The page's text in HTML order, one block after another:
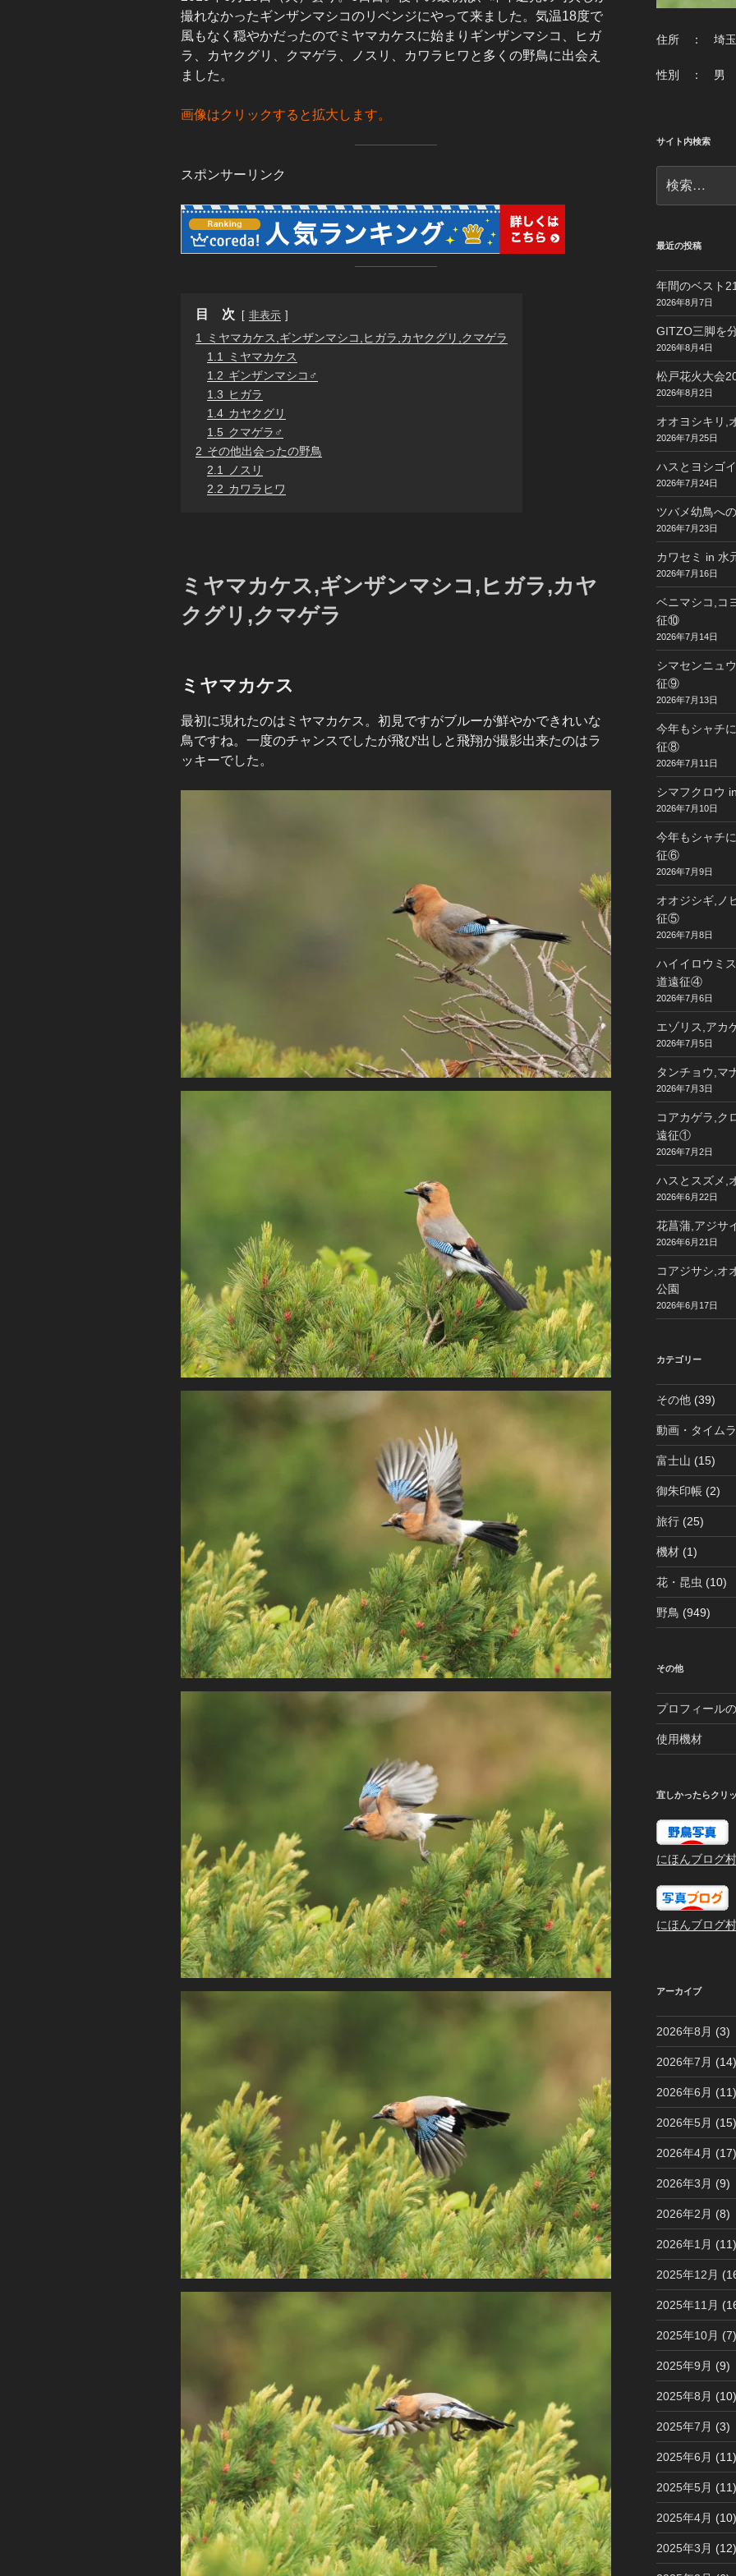
撮れなかったギンザンマシコのリベンジにやって来ました。気温18度で
風もなく穏やかだったのでミヤマカケスに始まりギンザンマシコ、ヒガ
ラ、カヤクグリ、クマゲラ、ノスリ、カワラヒワと多くの野鳥に出会え
ました。
画像はクリックすると拡大します。
スポンサーリンク
目 次 非表示
1
ミヤマカケス,ギンザンマシコ,ヒガラ,カヤクグリ,クマゲラ
1.1
ミヤマカケス
1.2 ギンザンマシコ♂
1.3 ヒガラ
1.4 カヤクグリ
1.5 クマゲラ♂
2 その他出会ったの野鳥
2.1
ノスリ
2.2 カワラヒワ
ミヤマカケス,ギンザンマシコ,ヒガラ,カヤ
クグリ,クマゲラ
ミヤマカケス
最初に現れたのはミヤマカケス。初見ですがブルーが鮮やかできれいな
鳥ですね。一度のチャンスでしたが飛び出しと飛翔が撮影出来たのはラ
ッキーでした。
住所 ： 埼玉
性別 ： 男
サイト内検索
索:
最近の投稿
年間のベスト
2026年8月7日
GITZO三脚を
2026年8月4日
松戸花火大会
2026年8月2日
オオヨシキリ,
2026年7月25日
ハスとヨシゴ
2026年7月24日
ツバメ幼鳥へ
2026年7月23日
カワセミ in 水
2026年7月16日
ベニマシコ,コ
征⑩
2026年7月14日
シマセンニュ
征⑨
2026年7月13日
今年もシャチ
征⑧
2026年7月11日
シマフクロウ
2026年7月10日
今年もシャチ
征⑥
2026年7月9日
オオジシギ,ノ
征⑤
2026年7月8日
ハイイロウミ
道遠征④
2026年7月6日
エゾリス,アカ
2026年7月5日
タンチョウ,マ
2026年7月3日
コアカゲラ,ク
遠征①
2026年7月2日
ハスとスズメ,
2026年6月22日
花菖蒲,アジサ
2026年6月21日
コアジサシ,オ
公園
2026年6月17日
カテゴリー
その他(39)
動画・タイム
富士山 (15)
御朱印帳(2)
旅行(25)
機材(1)
花・昆虫 (10)
野鳥 (949)
その他
プロフィール
使用機材
宜しかったらクリ
にほんブログ村
にほんブログ村
アーカイブ
2026年8月 (3)
2026年7月 (14)
2026年6月 (11)
2026年5月 (15)
2026年4月 (17)
2026年3月 (9)
2026年2月 (8)
2026年1月 (11)
2025年12月
2025年11月
2025年10月 (7)
2025年9月 (9)
2025年8月 (10)
2025年7月 (3)
2025年6月 (11)
2025年5月 (11)
2025年4月 (10)
2025年3月 (12)